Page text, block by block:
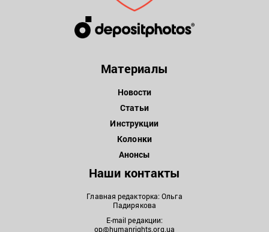
Материалы
Новости
Статьи
Инструкции
Колонки
Анонсы
Наши контакты
Главная редакторка: Ольга
Падирякова
E-mail редакции:
op@humanrights.org.ua